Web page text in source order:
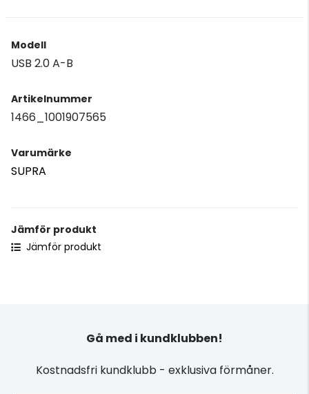
Modell
USB 2.0 A-B
Artikelnummer
1466_1001907565
Varumärke
SUPRA
Jämför produkt
Jämför produkt
Gå med i kundklubben!
Kostnadsfri kundklubb - exklusiva förmåner.